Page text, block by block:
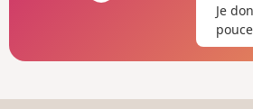
Je
pouce